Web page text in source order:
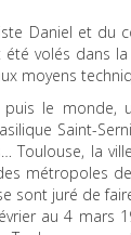
Daniel et du
volés dans la
moyens
le monde,
Saint-
Toulouse, la
métropoles
sont juré de
au 4 mars